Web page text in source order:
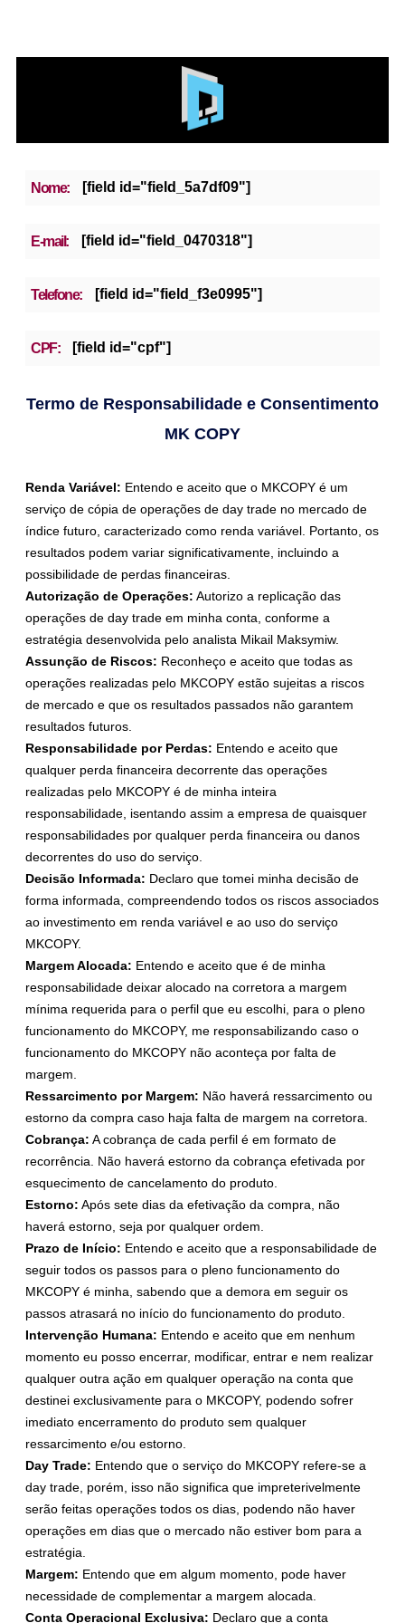
Nome: [field id="field_5a7df09"]
E-mail: [field id="field_0470318"]
Telefone: [field id="field_f3e0995"]
CPF: [field id="cpf"]
Termo de Responsabilidade e Consentimento
MK COPY
Renda Variável: Entendo e aceito que o MKCOPY é um
serviço de cópia de operações de day trade no mercado de
índice futuro, caracterizado como renda variável. Portanto, os
resultados podem variar significativamente, incluindo a
possibilidade de perdas financeiras.
Autorização de Operações: Autorizo a replicação das
operações de day trade em minha conta, conforme a
estratégia desenvolvida pelo analista Mikail Maksymiw.
Assunção de Riscos: Reconheço e aceito que todas as
operações realizadas pelo MKCOPY estão sujeitas a riscos
de mercado e que os resultados passados não garantem
resultados futuros.
Responsabilidade por Perdas: Entendo e aceito que
qualquer perda financeira decorrente das operações
realizadas pelo MKCOPY é de minha inteira
responsabilidade, isentando assim a empresa de quaisquer
responsabilidades por qualquer perda financeira ou danos
decorrentes do uso do serviço.
Decisão Informada: Declaro que tomei minha decisão de
forma informada, compreendendo todos os riscos associados
ao investimento em renda variável e ao uso do serviço
MKCOPY.
Margem Alocada: Entendo e aceito que é de minha
responsabilidade deixar alocado na corretora a margem
mínima requerida para o perfil que eu escolhi, para o pleno
funcionamento do MKCOPY, me responsabilizando caso o
funcionamento do MKCOPY não aconteça por falta de
margem.
Ressarcimento por Margem: Não haverá ressarcimento ou
estorno da compra caso haja falta de margem na corretora.
Cobrança: A cobrança de cada perfil é em formato de
recorrência. Não haverá estorno da cobrança efetivada por
esquecimento de cancelamento do produto.
Estorno: Após sete dias da efetivação da compra, não
haverá estorno, seja por qualquer ordem.
Prazo de Início: Entendo e aceito que a responsabilidade de
seguir todos os passos para o pleno funcionamento do
MKCOPY é minha, sabendo que a demora em seguir os
passos atrasará no início do funcionamento do produto.
Intervenção Humana: Entendo e aceito que em nenhum
momento eu posso encerrar, modificar, entrar e nem realizar
qualquer outra ação em qualquer operação na conta que
destinei exclusivamente para o MKCOPY, podendo sofrer
imediato encerramento do produto sem qualquer
ressarcimento e/ou estorno.
Day Trade: Entendo que o serviço do MKCOPY refere-se a
day trade, porém, isso não significa que impreterivelmente
serão feitas operações todos os dias, podendo não haver
operações em dias que o mercado não estiver bom para a
estratégia.
Margem: Entendo que em algum momento, pode haver
necessidade de complementar a margem alocada.
Conta Operacional Exclusiva: Declaro que a conta